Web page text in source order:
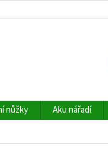
nůžky Aku nářadí